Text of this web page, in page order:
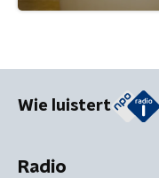
Wie luistert
Radio